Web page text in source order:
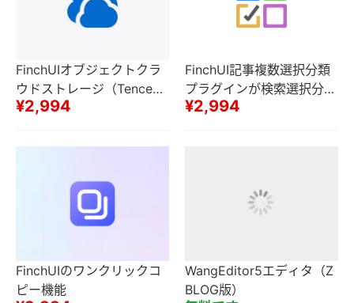
FinchUIオブジェクトクラ
ウドストレージ（Tencent
Cloud COS、Alibaba Clo
d Kodo、Huawei Cloud O
¥2,994
FinchUI記事複数選択分類
プラグインが検索選択分類
をサポート
¥2,994
FinchUIのワンクリックコ
ピー機能
WangEditor5エディタ（Z
BLOG版）